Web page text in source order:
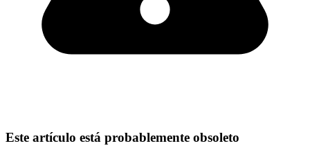
Este artículo está probablemente obsoleto